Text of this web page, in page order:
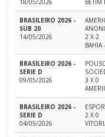
18/05/2026
BETIM
BRASILEIRO 2026 -
SUB 20
14/05/2026
2 X 2
BAHIA
BRASILEIRO 2026 -
SERIE D
09/05/2026
3 X 0
BRASILEIRO 2026 -
SERIE D
04/05/2026
2 X 0